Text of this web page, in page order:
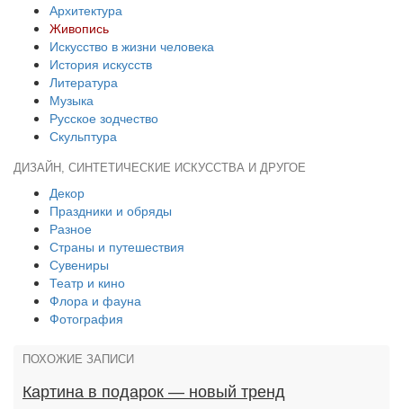
Архитектура
Живопись
Искусство в жизни человека
История искусств
Литература
Музыка
Русское зодчество
Скульптура
ДИЗАЙН, СИНТЕТИЧЕСКИЕ ИСКУССТВА И ДРУГОЕ
Декор
Праздники и обряды
Разное
Страны и путешествия
Сувениры
Театр и кино
Флора и фауна
Фотография
ПОХОЖИЕ ЗАПИСИ
Картина в подарок — новый тренд